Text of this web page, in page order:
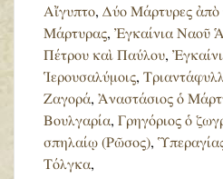
Αἴγυπτο, Δύο Μάρτυρες ἀπὸ
Μάρτυρας, Ἐγκαίνια Ναοῦ
Πέτρου καὶ Παύλου,
Ἱερουσαλύμοις,
Ζαγορά, Ἀναστάσιος ὁ
Βουλγαρία, Γρηγόριος ὁ
σπηλαίῳ (Ρῶσος),
Τόλγκα,